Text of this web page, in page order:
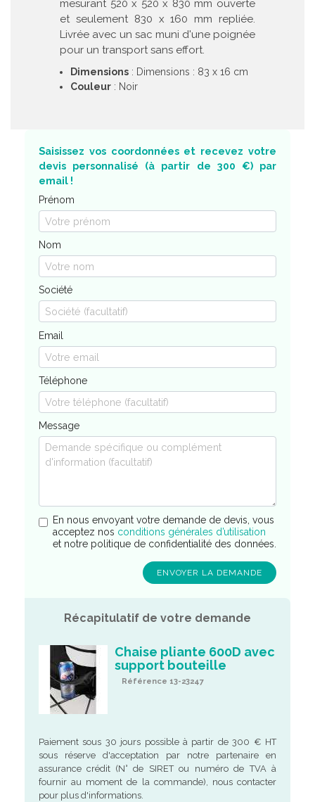
mesurant 520 x 520 x 830 mm ouverte
et seulement 830 x 160 mm repliée.
Livrée avec un sac muni d'une poignée
pour un transport sans effort.
Dimensions : Dimensions : 83 x 16 cm
Couleur : Noir
Saisissez vos coordonnées et recevez votre
devis personnalisé (à partir de 300 €) par
email !
Prénom
Nom
Société
Email
Téléphone
Message
En nous envoyant votre demande de devis, vous
acceptez nos conditions générales d’utilisation
et notre politique de confidentialité des données.
Récapitulatif de votre demande
Chaise pliante 600D avec
support bouteille
Référence 13-23247
Paiement sous 30 jours possible à partir de 300 € HT
sous réserve d'acceptation par notre partenaire en
assurance crédit (N° de SIRET ou numéro de TVA à
fournir au moment de la commande), nous contacter
pour plus d'informations.